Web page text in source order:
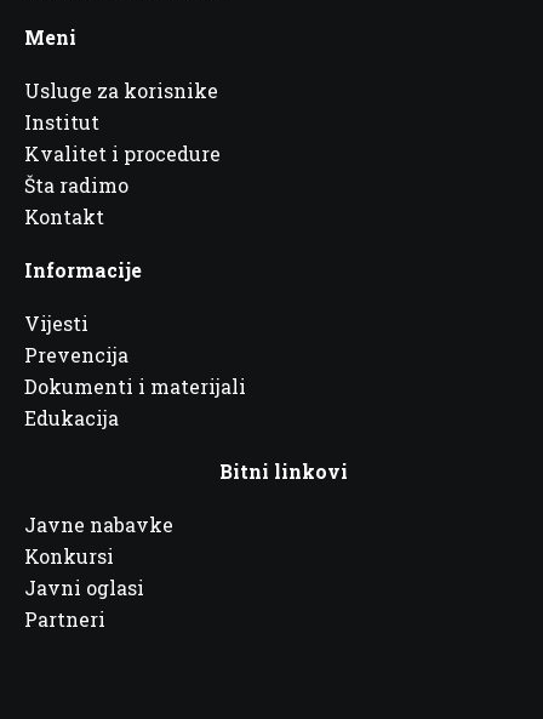
Meni
Usluge za korisnike
Institut
Kvalitet i procedure
Šta radimo
Kontakt
Informacije
Vijesti
Prevencija
Dokumenti i materijali
Edukacija
Bitni linkovi
Javne nabavke
Konkursi
Javni oglasi
Partneri